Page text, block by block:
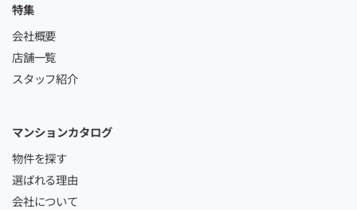
特集
会社概要
店舗一覧
スタッフ紹介
マンションカタログ
物件を探す
選ばれる理由
会社について